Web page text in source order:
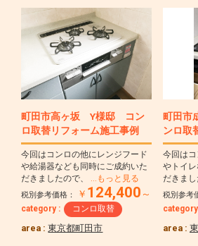
町田市高ヶ坂 Y様邸 コン
ロ取替リフォーム施工事例
今回はコンロの他にレンジフード
や給湯器なども同時にご成約いた
だきましたので、 …もっと見る
税別参考価格： ￥ 124,400 ～
category : コンロ取替
area :東京都町田市
町田市
ンロ取
今回は
やトイ
だきまし
税別参考
area :